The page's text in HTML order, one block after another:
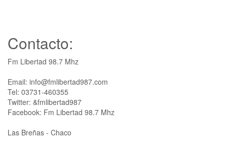
Contacto:
Fm Libertad 98.7 Mhz
Email: info@fmlibertad987.com
Tel: 03731-460355
Twitter: &fmlibertad987
Facebook: Fm Libertad 98.7 Mhz
Las Breñas - Chaco